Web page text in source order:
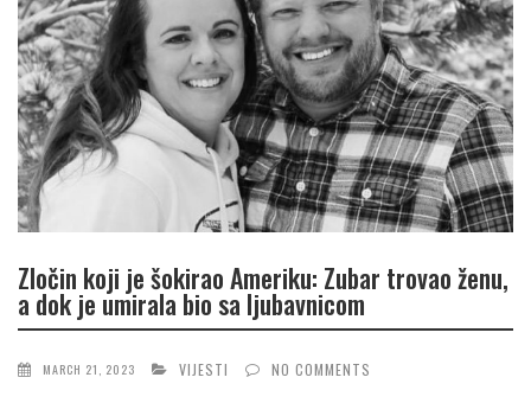
Zločin koji je šokirao Ameriku: Zubar trovao ženu,
a dok je umirala bio sa ljubavnicom
MARCH 21, 2023 VIJESTI NO COMMENTS